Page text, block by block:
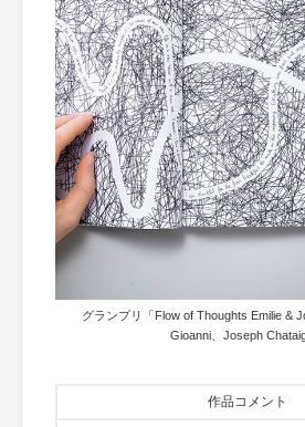
グランプリ「Flow of Thoughts Emilie &
Gioanni、Joseph
作品コメント